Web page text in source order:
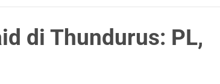
di Thundurus: PL,